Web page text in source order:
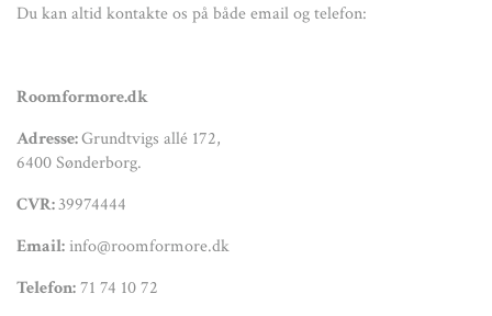
Du kan altid kontakte os på både email og telefon:
Roomformore.dk
Adresse:Grundtvigs allé 172,
6400 Sønderborg.
CVR:39974444
Email:info@roomformore.dk
Telefon:71 74 10 72